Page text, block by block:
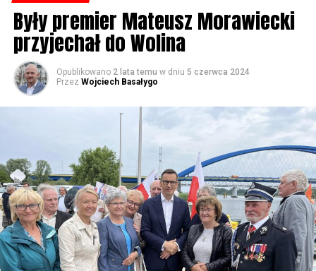
Były premier Mateusz Morawiecki
przyjechał do Wolina
Opublikowano 2 lata temu w dniu 5 czerwca 2024
Przez Wojciech Basałygo